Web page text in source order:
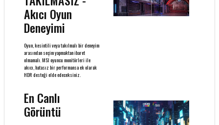
Akıcı Oyun
Deneyimi
Oyun, kesintili veya takılmalı bir deneyim
arasından seçim yapmaktan ibaret
olmamalı. MSI oyuncu monitörleri ile
akıcı, hatasız bir performansa ek olarak
HDR desteği elde edeceksiniz.
En Canlı
Görüntü